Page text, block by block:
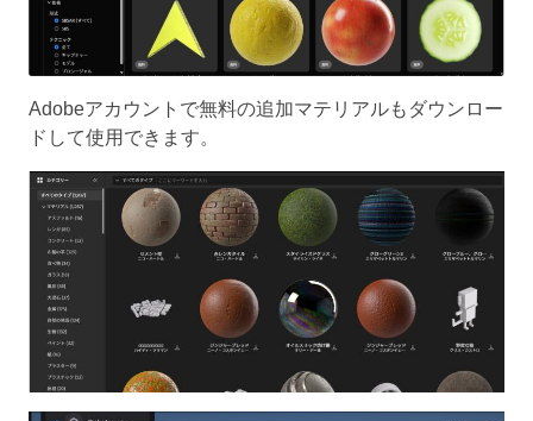
Adobeアカウントで無料の追加マテリアルもダウンロー
ドして使用できます。